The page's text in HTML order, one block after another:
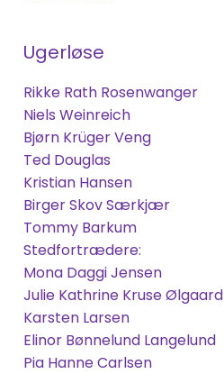
Ugerløse
Rikke Rath Rosenwanger
Niels Weinreich
Bjørn Krüger Veng
Ted Douglas
Kristian Hansen
Birger Skov Særkjær
Tommy Barkum
Stedfortrædere:
Mona Daggi Jensen
Julie Kathrine Kruse Ølgaard
Karsten Larsen
Elinor Bønnelund Langelund
Pia Hanne Carlsen